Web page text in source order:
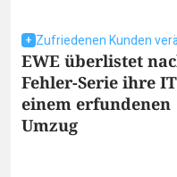
Zufriedenen Kunden
EWE überlistet
Fehler-Serie ihre
einem erfundenen
Umzug